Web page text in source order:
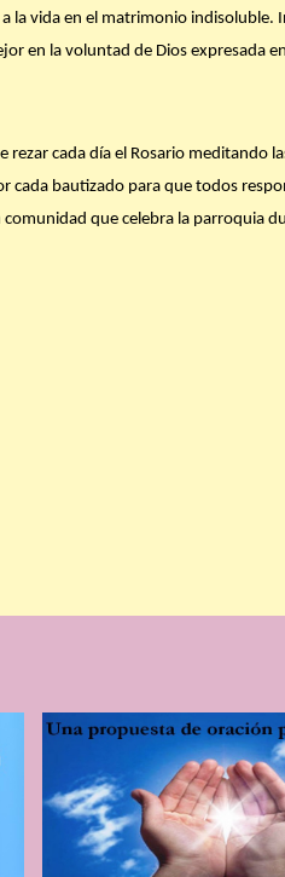
la vida en el matrimonio indisoluble.
en la voluntad de Dios expresada
cada día el Rosario meditando
cada bautizado para que todos
que celebra la parroquia